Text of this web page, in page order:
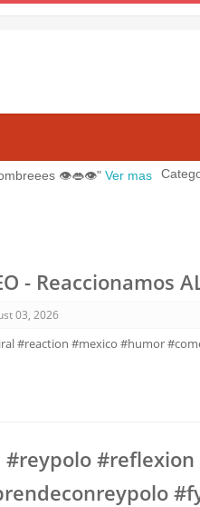
👁️👄👁️" Ver mas Categoria:
- Reaccionamos
03, 2026
#reaction #mexico #humor
#reypolo